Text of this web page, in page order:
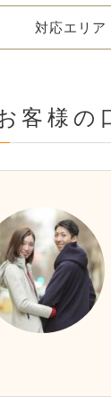
対応エリア
客様の